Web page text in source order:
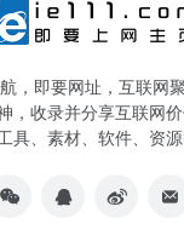
，即要网址，互联网
，收录并分享互联网
具、素材、软件、资源